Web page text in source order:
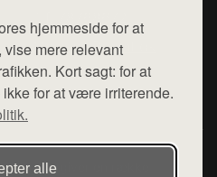
hjemmeside for at
mere relevant
Kort sagt: for at
for at være irriterende.
alle
Mail: hej@want.dk
Cookie- og privatlivspolitik
der udgiver en række